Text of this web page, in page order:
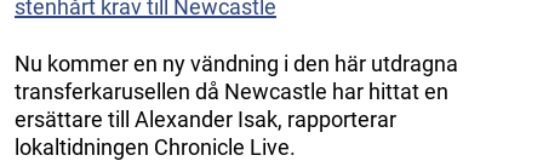
stenhårt krav till Newcastle
Nu kommer en ny vändning i den här utdragna
transferkarusellen då Newcastle har hittat en
ersättare till Alexander Isak, rapporterar
lokaltidningen Chronicle Live.